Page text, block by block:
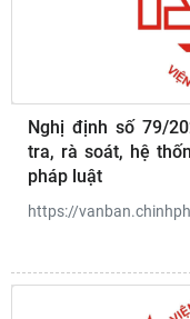
Nghị định số 79/
tra, rà soát, hệ
pháp luật
https://